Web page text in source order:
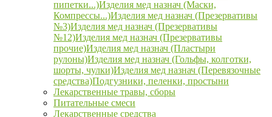
пипетки...)Изделия мед назнач (Маски,
Компрессы...)Изделия мед назнач (Презервативы
№3)Изделия мед назнач (Презервативы
№12)Изделия мед назнач (Презервативы
прочие)Изделия мед назнач (Пластыри
рулоны)Изделия мед назнач (Гольфы, колготки,
шорты, чулки)Изделия мед назнач (Перевязочные
средства)Подгузники, пеленки, простыни
Лекарственные травы, сборы
Питательные смеси
Лекарственные средства